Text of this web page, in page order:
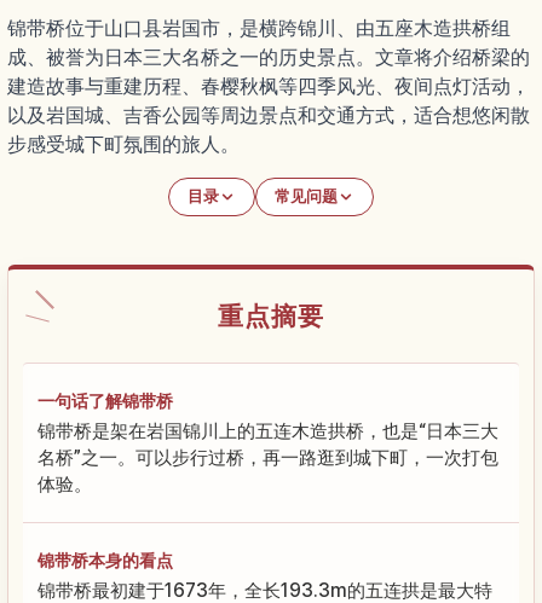
锦带桥位于山口县岩国市，是横跨锦川、由五座木造拱桥组
成、被誉为日本三大名桥之一的历史景点。文章将介绍桥梁的
建造故事与重建历程、春樱秋枫等四季风光、夜间点灯活动，
以及岩国城、吉香公园等周边景点和交通方式，适合想悠闲散
步感受城下町氛围的旅人。
目录 常见问题
重点摘要
一句话了解锦带桥
锦带桥是架在岩国锦川上的五连木造拱桥，也是“日本三大
名桥”之一。可以步行过桥，再一路逛到城下町，一次打包
体验。
锦带桥本身的看点
锦带桥最初建于1673年，全长193.3m的五连拱是最大特